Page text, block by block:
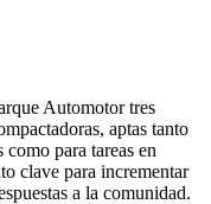
Automotor tres
aptas tanto
para tareas en
clave para incrementar
a la comunidad.